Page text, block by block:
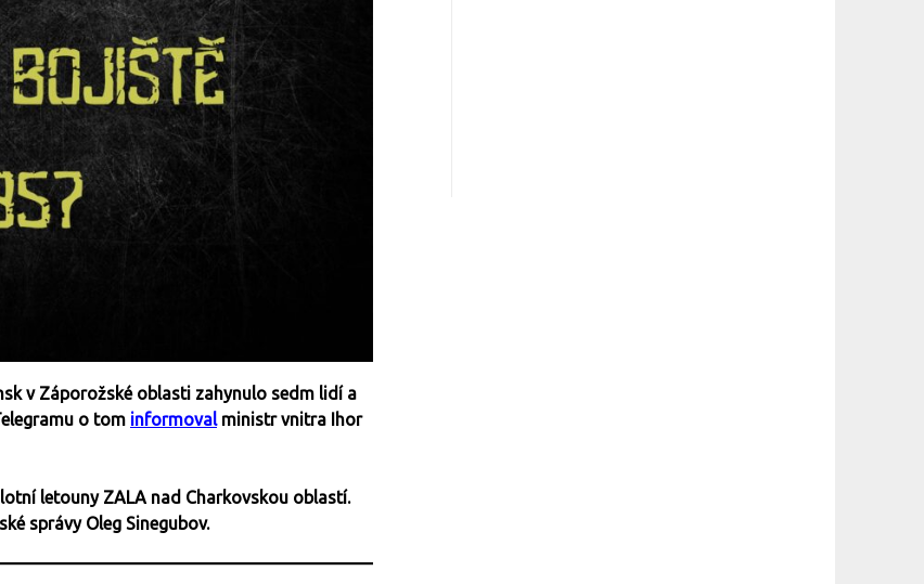
v Záporožské oblasti zahynulo sedm lidí a
o tom informovalministr vnitra Ihor
letouny ZALA nad Charkovskou oblastí.
správy Oleg Sinegubov.